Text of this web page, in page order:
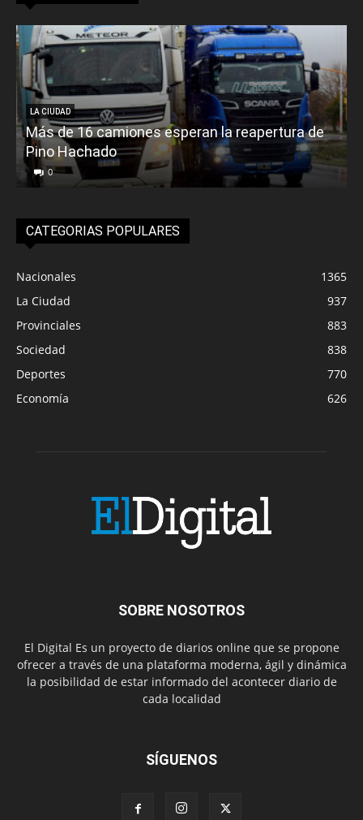
LA CIUDAD
Más de 16 camiones esperan la reapertura de
Pino Hachado
0
CATEGORIAS POPULARES
Nacionales
1365
La Ciudad
937
Provinciales
883
Sociedad
838
Deportes
770
Economía
626
SOBRE NOSOTROS
El Digital Es un proyecto de diarios online que se propone
ofrecer a través de una plataforma moderna, ágil y dinámica
la posibilidad de estar informado del acontecer diario de
cada localidad
SÍGUENOS